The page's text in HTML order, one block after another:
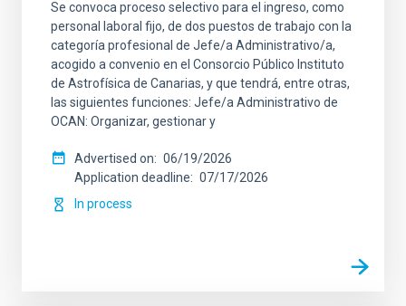
Se convoca proceso selectivo para el ingreso, como
personal laboral fijo, de dos puestos de trabajo con la
categoría profesional de Jefe/a Administrativo/a,
acogido a convenio en el Consorcio Público Instituto
de Astrofísica de Canarias, y que tendrá, entre otras,
las siguientes funciones: Jefe/a Administrativo de
OCAN: Organizar, gestionar y
Advertised on
06/19/2026
Application deadline
07/17/2026
In process